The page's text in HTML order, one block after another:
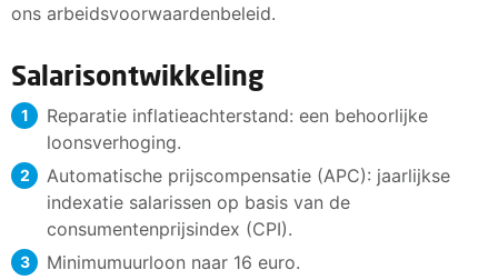
ons arbeidsvoorwaardenbeleid.
Salarisontwikkeling
Reparatie inflatieachterstand: een behoorlijke
loonsverhoging.
Automatische prijscompensatie (APC): jaarlijkse
indexatie salarissen op basis van de
consumentenprijsindex (CPI).
Minimumuurloon naar 16 euro.